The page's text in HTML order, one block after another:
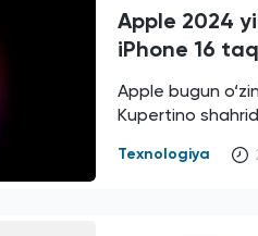
Apple 2024
iPhone 16
Apple bugun
Kupertino
Texnologiya